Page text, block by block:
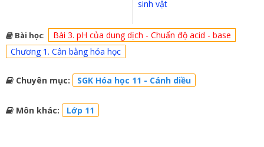
sinh vật
Bài học:
Bài 3. pH của dung dịch - Chuẩn độ acid - base
Chương 1. Cân bằng hóa học
Chuyên mục: SGK Hóa học 11 - Cánh diều
Môn khác: Lớp 11